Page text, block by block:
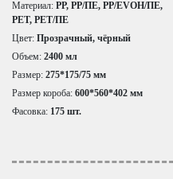
Материал: PP, PP/ПЕ, PP/EVOH/ПЕ,
PET, PET/ПЕ
Цвет: Прозрачный, чёрный
Объем: 2400 мл
Размер: 275*175/75 мм
Размер короба: 600*560*402 мм
Фасовка: 175 шт.